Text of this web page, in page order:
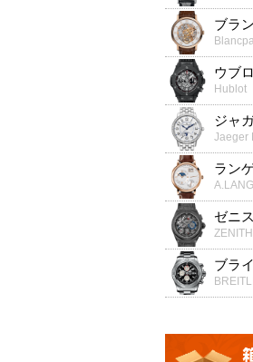
ブラ
ウブロ
Hublot
ジャ
Jaeger
ラン
ゼニス
ZENITH
ブラ